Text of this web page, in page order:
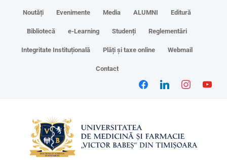
Noutăți Evenimente Media ALUMNI Editură
Bibliotecă e-Learning Studenți Reglementări
Integritate Instituțională Plăți și taxe online Webmail
Contact